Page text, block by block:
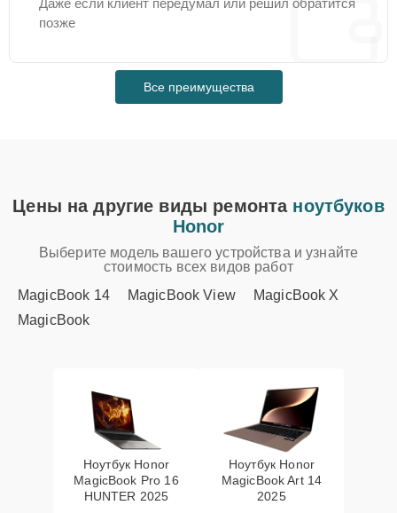
Даже если клиент передумал или решил обратится
позже
Все преимущества
Цены на другие виды ремонта ноутбуков
Honor
Выберите модель вашего устройства и узнайте
стоимость всех видов работ
MagicBook 14
MagicBook View
MagicBook X
MagicBook
Ноутбук Honor
MagicBook Pro 16
HUNTER 2025
Ноутбук Honor
MagicBook Art 14
2025